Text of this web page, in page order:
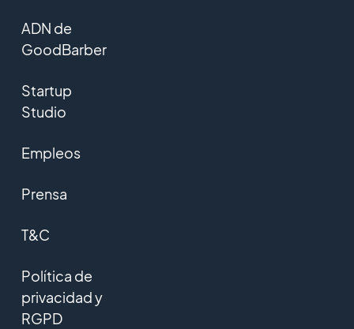
ADN de
GoodBarber
Startup
Studio
Empleos
Prensa
T&C
Política de
privacidad y
RGPD